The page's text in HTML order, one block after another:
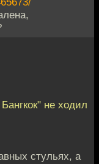
не ходил
стульях, а